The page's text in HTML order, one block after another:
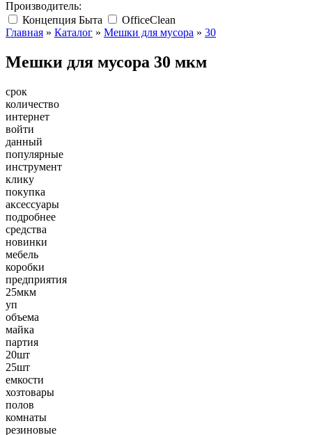
Производитель:
Концепция Быта
OfficeClean
Главная » Каталог » Мешки для мусора » 30
Мешки для мусора 30 мкм
срок
количество
интернет
войти
данный
популярные
инструмент
клику
покупка
аксессуары
подробнее
средства
новинки
мебель
коробки
предприятия
25мкм
уп
объема
майка
партия
20шт
25шт
емкости
хозтовары
полов
комнаты
резиновые